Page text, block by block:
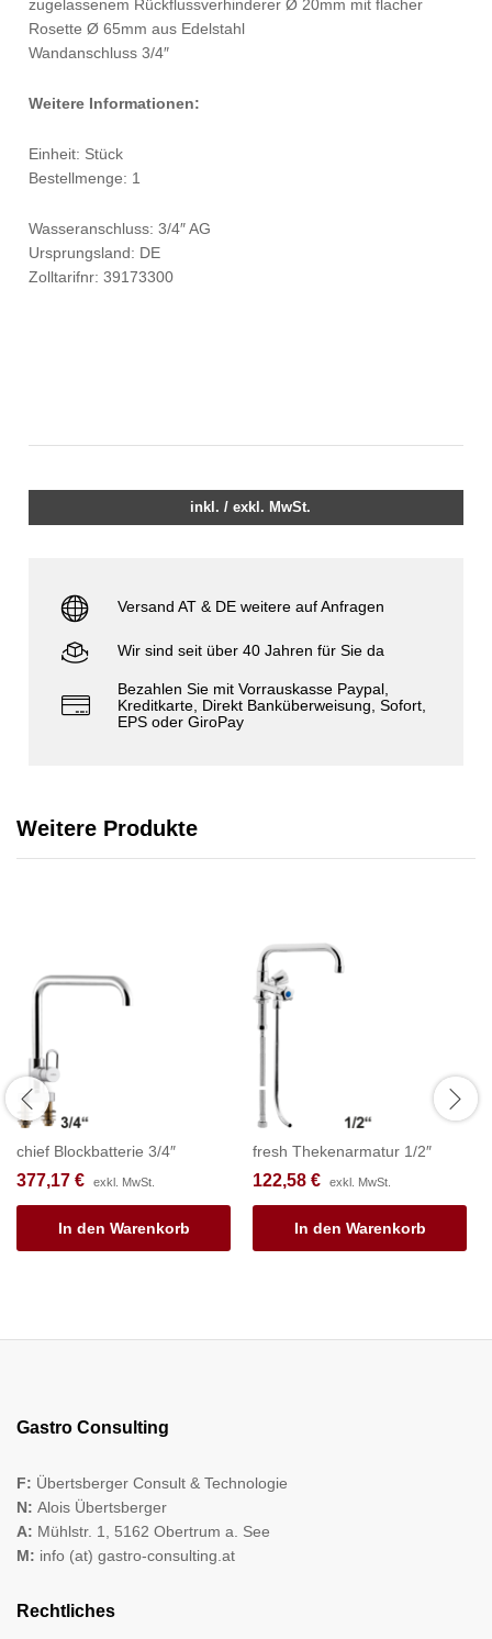
zugelassenem Rückflussverhinderer Ø 20mm mit flacher
Rosette Ø 65mm aus Edelstahl
Wandanschluss 3/4″
Weitere Informationen:
Einheit: Stück
Bestellmenge: 1
Wasseranschluss: 3/4″ AG
Ursprungsland: DE
Zolltarifnr: 39173300
inkl. / exkl. MwSt.
Versand AT & DE weitere auf Anfragen
Wir sind seit über 40 Jahren für Sie da
Bezahlen Sie mit Vorrauskasse Paypal,
Kreditkarte, Direkt Banküberweisung, Sofort,
EPS oder GiroPay
Weitere Produkte
chief Blockbatterie 3/4″
377,17 € exkl. MwSt.
In den Warenkorb
fresh Thekenarmatur 1/2″
122,58 € exkl. MwSt.
In den Warenkorb
Gastro Consulting
F: Übertsberger Consult & Technologie
N: Alois Übertsberger
A: Mühlstr. 1, 5162 Obertrum a. See
M: info (at) gastro-consulting.at
Rechtliches